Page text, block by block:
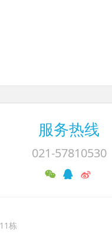
服务热线
021-57810530
栋